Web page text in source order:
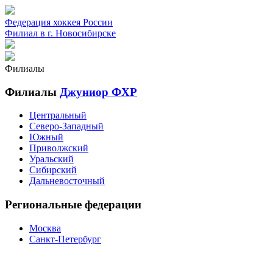
Федерация хоккея России
Филиал в г. Новосибирске
Филиалы
Филиалы Джуниор ФХР
Центральный
Северо-Западный
Южный
Приволжский
Уральский
Сибирский
Дальневосточный
Региональные федерации
Москва
Санкт-Петербург